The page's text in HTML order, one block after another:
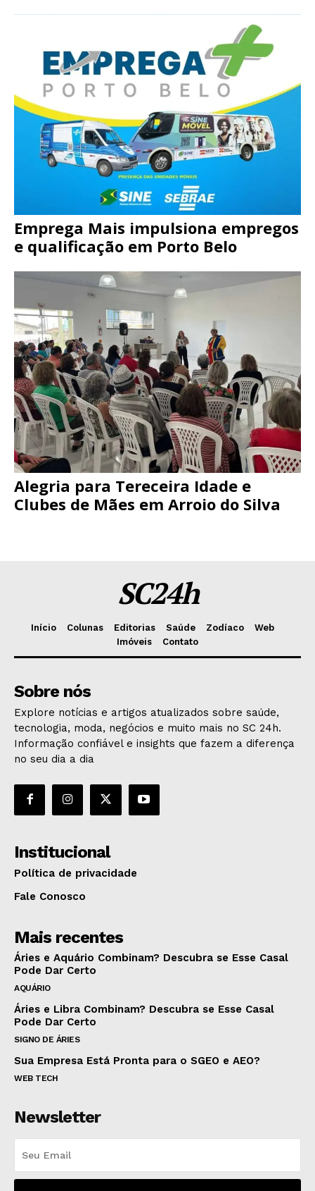
Emprega Mais impulsiona empregos
e qualificação em Porto Belo
Alegria para Tereceira Idade e
Clubes de Mães em Arroio do Silva
SC24h
Início Colunas Editorias Saúde Zodíaco
Web
Imóveis
Contato
Sobre nós
Explore notícias e artigos atualizados sobre saúde,
tecnologia, moda, negócios e muito mais no SC 24h.
Informação confiável e insights que fazem a diferença
no seu dia a dia
Institucional
Política de privacidade
Fale Conosco
Mais recentes
Áries e Aquário Combinam? Descubra se Esse Casal
Pode Dar Certo
AQUÁRIO
Áries e Libra Combinam? Descubra se Esse Casal
Pode Dar Certo
SIGNO DE ÁRIES
Sua Empresa Está Pronta para o SGEO e AEO?
WEB TECH
Newsletter